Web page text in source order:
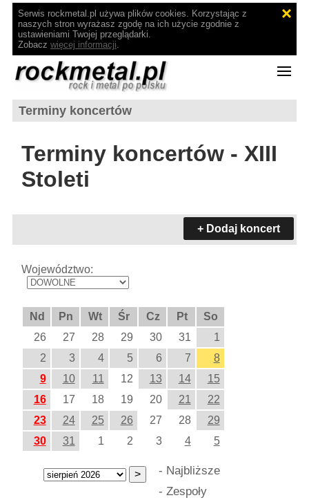
Serwis rockmetal.pl używa plików cookies. Korzystając z
naszych stron wyrażasz zgodę na ich użycie zgodnie z
ustawieniami Twojej przeglądarki.
Zobacz więcej informacji.
Terminy koncertów
Terminy koncertów - XIII
Stoleti
+ Dodaj koncert
Województwo:
Nd Pn Wt Śr Cz Pt
So
26
27 28 29 30 31
1
2
3 4 5 6 7
8
9
10 11 12 13 14
15
16
17 18 19 20 21
22
23
24 25 26 27 28
29
30
31 1 2 3 4 5
- Najbliższe
- Zespoły